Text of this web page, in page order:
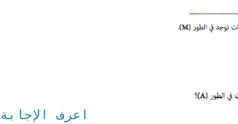
اعرف الإجابة